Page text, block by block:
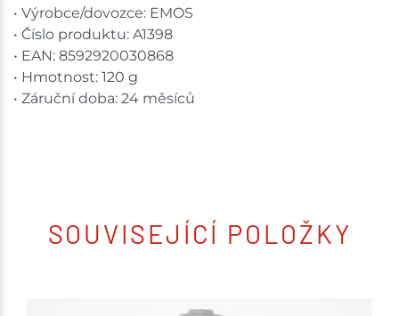
• Výrobce/dovozce: EMOS
• Číslo produktu: A1398
• EAN: 8592920030868
• Hmotnost: 120 g
• Záruční doba: 24 měsíců
SOUVISEJÍCÍ POLOŽKY